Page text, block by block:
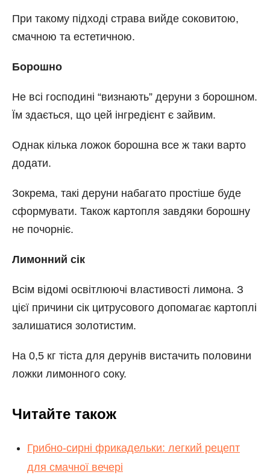
При такому підході страва вийде соковитою,
смачною та естетичною.
Борошно
Не всі господині “визнають” деруни з борошном.
Їм здається, що цей інгредієнт є зайвим.
Однак кілька ложок борошна все ж таки варто
додати.
Зокрема, такі деруни набагато простіше буде
сформувати. Також картопля завдяки борошну
не почорніє.
Лимонний сік
Всім відомі освітлюючі властивості лимона. З
цієї причини сік цитрусового допомагає картоплі
залишатися золотистим.
На 0,5 кг тіста для дерунів вистачить половини
ложки лимонного соку.
Читайте також
Грибно-сирні фрикадельки: легкий рецепт
для смачної вечері